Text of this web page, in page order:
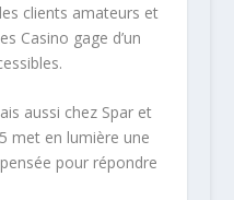
clients amateurs et
Casino gage d’un
aussi chez Spar et
met en lumière une
pour répondre